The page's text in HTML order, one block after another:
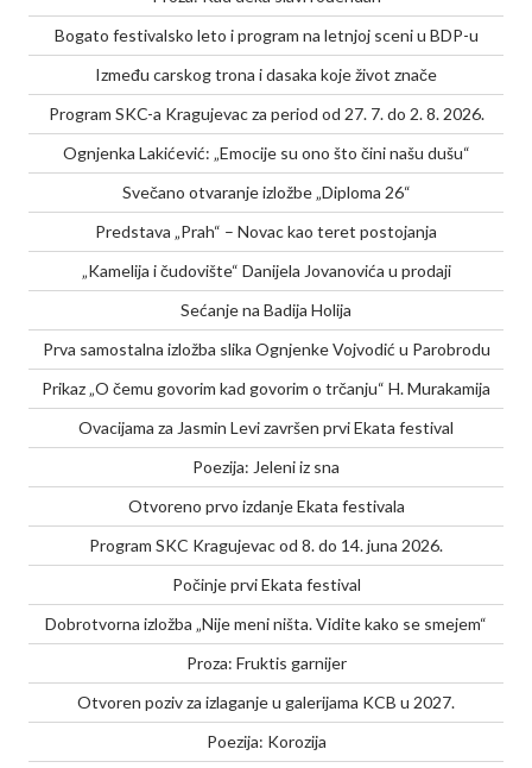
Bogato festivalsko leto i program na letnjoj sceni u BDP-u
Između carskog trona i dasaka koje život znače
Program SKC-a Kragujevac za period od 27. 7. do 2. 8. 2026.
Ognjenka Lakićević: „Emocije su ono što čini našu dušu“
Svečano otvaranje izložbe „Diploma 26“
Predstava „Prah“ – Novac kao teret postojanja
„Kamelija i čudovište“ Danijela Jovanovića u prodaji
Sećanje na Badija Holija
Prva samostalna izložba slika Ognjenke Vojvodić u Parobrodu
Prikaz „O čemu govorim kad govorim o trčanju“ H. Murakamija
Ovacijama za Jasmin Levi završen prvi Ekata festival
Poezija: Jeleni iz sna
Otvoreno prvo izdanje Ekata festivala
Program SKC Kragujevac od 8. do 14. juna 2026.
Počinje prvi Ekata festival
Dobrotvorna izložba „Nije meni ništa. Vidite kako se smejem“
Proza: Fruktis garnijer
Otvoren poziv za izlaganje u galerijama KCB u 2027.
Poezija: Korozija